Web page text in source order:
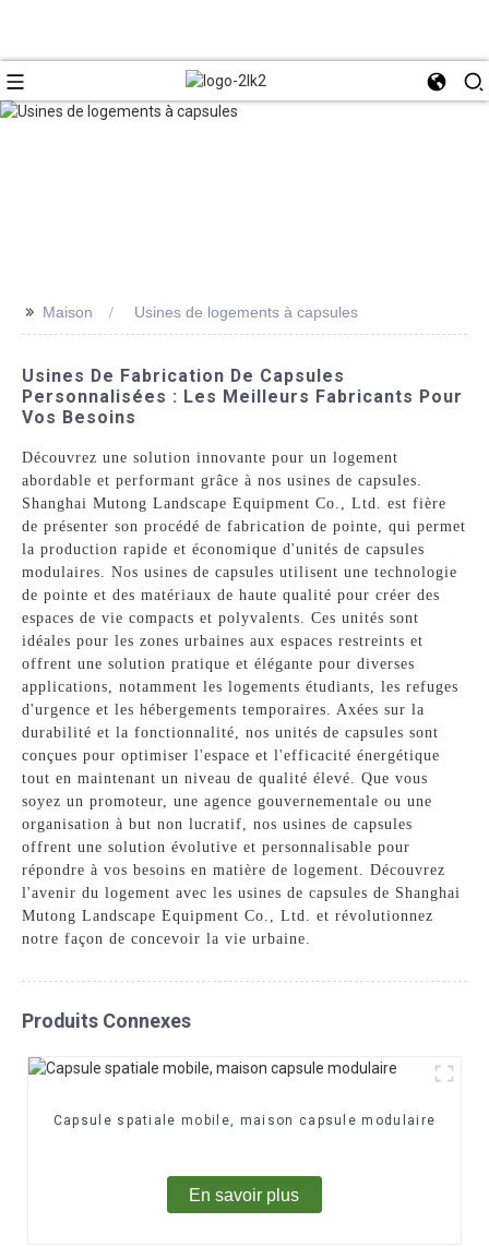
>> Maison Usines de logements à capsules
Usines De Fabrication De Capsules
Personnalisées : Les Meilleurs Fabricants Pour
Vos Besoins
Découvrez une solution innovante pour un logement
abordable et performant grâce à nos usines de capsules.
Shanghai Mutong Landscape Equipment Co., Ltd. est fière
de présenter son procédé de fabrication de pointe, qui permet
la production rapide et économique d'unités de capsules
modulaires. Nos usines de capsules utilisent une technologie
de pointe et des matériaux de haute qualité pour créer des
espaces de vie compacts et polyvalents. Ces unités sont
idéales pour les zones urbaines aux espaces restreints et
offrent une solution pratique et élégante pour diverses
applications, notamment les logements étudiants, les refuges
d'urgence et les hébergements temporaires. Axées sur la
durabilité et la fonctionnalité, nos unités de capsules sont
conçues pour optimiser l'espace et l'efficacité énergétique
tout en maintenant un niveau de qualité élevé. Que vous
soyez un promoteur, une agence gouvernementale ou une
organisation à but non lucratif, nos usines de capsules
offrent une solution évolutive et personnalisable pour
répondre à vos besoins en matière de logement. Découvrez
l'avenir du logement avec les usines de capsules de Shanghai
Mutong Landscape Equipment Co., Ltd. et révolutionnez
notre façon de concevoir la vie urbaine.
Produits Connexes
Capsule spatiale mobile, maison capsule modulaire
En savoir plus